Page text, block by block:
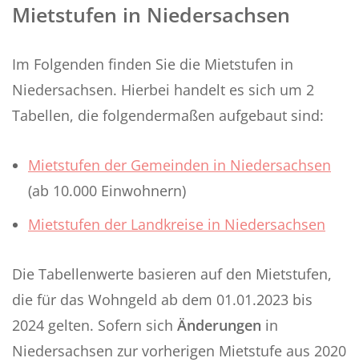
Mietstufen in Niedersachsen
Im Folgenden finden Sie die Mietstufen in
Niedersachsen. Hierbei handelt es sich um 2
Tabellen, die folgendermaßen aufgebaut sind:
Mietstufen der Gemeinden in Niedersachsen
(ab 10.000 Einwohnern)
Mietstufen der Landkreise in Niedersachsen
Die Tabellenwerte basieren auf den Mietstufen,
die für das Wohngeld ab dem 01.01.2023 bis
2024 gelten. Sofern sich Änderungen in
Niedersachsen zur vorherigen Mietstufe aus 2020